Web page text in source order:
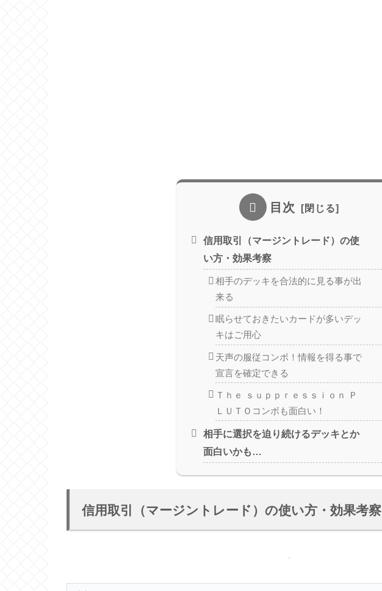
目次
信用取引（マージントレード）の使
い方・効果考察
相手のデッキを合法的に見る事が出
来る
眠らせておきたいカードが多いデッ
キはご用心
天声の服従コンボ！情報を得る事で
宣言を確定できる
Ｔｈｅ ｓｕｐｐｒｅｓｓｉｏｎ Ｐ
ＬＵＴＯコンボも面白い！
相手に選択を迫り続けるデッキとか
面白いかも…
信用取引（マージントレード）の使い方・効果考察